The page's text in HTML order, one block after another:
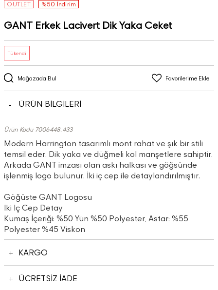
OUTLET %50 İndirim
GANT Erkek Lacivert Dik Yaka Ceket
Mağazada Bul Favorilerime Ekle
Tükendi
ÜRÜN BİLGİLERİ
Ürün Kodu 7006448.433
Modern Harrington tasarımlı mont rahat ve şık bir stili
temsil eder. Dik yaka ve düğmeli kol manşetlere sahiptir.
Arkada GANT imzası olan askı halkası ve göğsünde
işlenmiş logo bulunur. İki iç cep ile detaylandırılmıştır.
Göğüste GANT Logosu
İki İç Cep Detay
Kumaş İçeriği: %50 Yün %50 Polyester, Astar: %55
Polyester %45 Viskon
KARGO
ÜCRETSİZ İADE